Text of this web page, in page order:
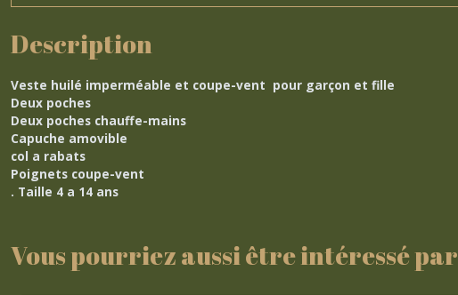
Description
Veste huilé imperméable et coupe-vent pour garçon et fille
Deux poches
Deux poches chauffe-mains
Capuche amovible
col a rabats
Poignets coupe-vent
. Taille 4 a 14 ans
Vous pourriez aussi être intéressé par